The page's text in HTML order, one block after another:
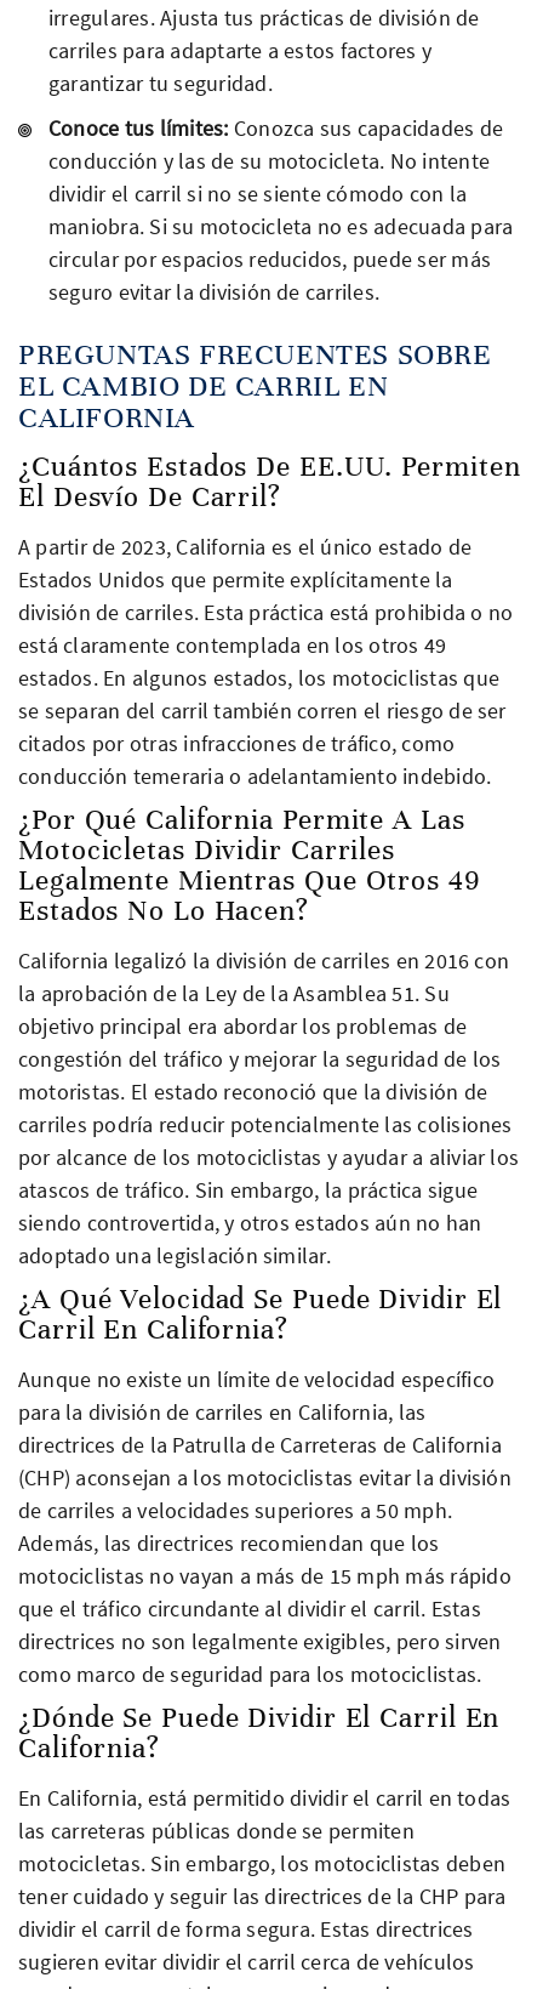
irregulares. Ajusta tus prácticas de división de
carriles para adaptarte a estos factores y
garantizar tu seguridad.
Conoce tus límites: Conozca sus capacidades de
conducción y las de su motocicleta. No intente
dividir el carril si no se siente cómodo con la
maniobra. Si su motocicleta no es adecuada para
circular por espacios reducidos, puede ser más
seguro evitar la división de carriles.
PREGUNTAS FRECUENTES SOBRE
EL CAMBIO DE CARRIL EN
CALIFORNIA
¿Cuántos Estados De EE.UU. Permiten
El Desvío De Carril?
A partir de 2023, California es el único estado de
Estados Unidos que permite explícitamente la
división de carriles. Esta práctica está prohibida o no
está claramente contemplada en los otros 49
estados. En algunos estados, los motociclistas que
se separan del carril también corren el riesgo de ser
citados por otras infracciones de tráfico, como
conducción temeraria o adelantamiento indebido.
¿Por Qué California Permite A Las
Motocicletas Dividir Carriles
Legalmente Mientras Que Otros 49
Estados No Lo Hacen?
California legalizó la división de carriles en 2016 con
la aprobación de la Ley de la Asamblea 51. Su
objetivo principal era abordar los problemas de
congestión del tráfico y mejorar la seguridad de los
motoristas. El estado reconoció que la división de
carriles podría reducir potencialmente las colisiones
por alcance de los motociclistas y ayudar a aliviar los
atascos de tráfico. Sin embargo, la práctica sigue
siendo controvertida, y otros estados aún no han
adoptado una legislación similar.
¿A Qué Velocidad Se Puede Dividir El
Carril En California?
Aunque no existe un límite de velocidad específico
para la división de carriles en California, las
directrices de la Patrulla de Carreteras de California
(CHP) aconsejan a los motociclistas evitar la división
de carriles a velocidades superiores a 50 mph.
Además, las directrices recomiendan que los
motociclistas no vayan a más de 15 mph más rápido
que el tráfico circundante al dividir el carril. Estas
directrices no son legalmente exigibles, pero sirven
como marco de seguridad para los motociclistas.
¿Dónde Se Puede Dividir El Carril En
California?
En California, está permitido dividir el carril en todas
las carreteras públicas donde se permiten
motocicletas. Sin embargo, los motociclistas deben
tener cuidado y seguir las directrices de la CHP para
dividir el carril de forma segura. Estas directrices
sugieren evitar dividir el carril cerca de vehículos